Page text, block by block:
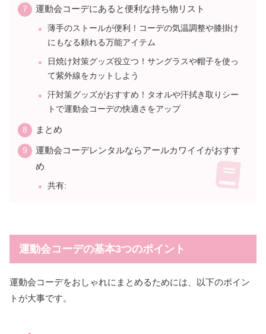
運動会コーデにあると便利な持ち物リスト
薄手のストールが便利！コーデの気温調整や膝掛け
にもなる頼れる万能アイテム
日焼け対策グッズ役立つ！サングラスや帽子を使っ
て紫外線をカットしよう
汗対策グッズがおすすめ！タオルや汗拭き取りシー
トで運動会コーデの快適さをアップ
まとめ
運動会コーデレンタルならアールカワイイがおすす
め
共有:
運動会コーデの基本3つのポイント
運動会コーデをおしゃれにまとめるためには、以下のポイン
トが大事です。